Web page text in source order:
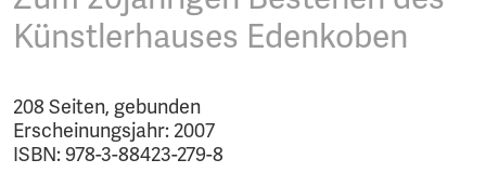
Künstlerhauses Edenkoben
208 Seiten, gebunden
Erscheinungsjahr: 2007
ISBN: 978-3-88423-279-8